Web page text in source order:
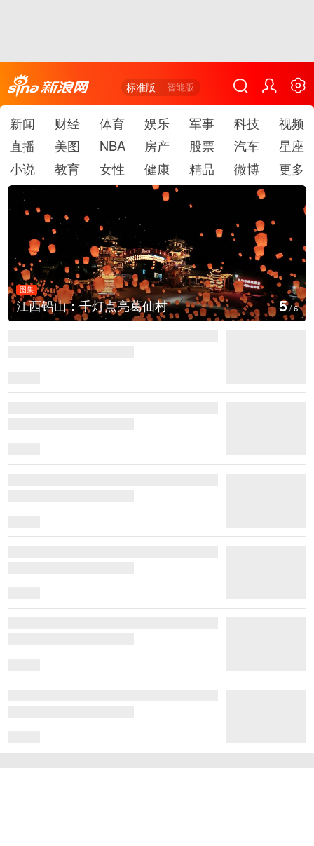
标准版 智能版
新闻 财经 体育 娱乐 军事 科技
视频
直播
美图 NBA 房产 股票 汽车
星座
小说
教育 女性 健康 精品 微博 更多
图集
江西铅山：千灯点亮葛仙村 5/6